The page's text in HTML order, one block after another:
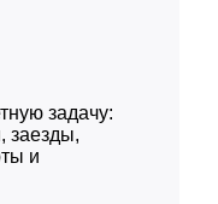
задачу:
заезды,
и